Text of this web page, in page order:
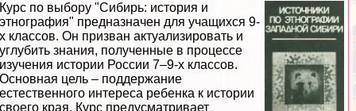
Курс по выбору "Сибирь: история и
этнография" предназначен для учащихся 9-
х классов. Он призван актуализировать и
углубить знания, полученные в процессе
изучения истории России 7–9-х классов.
Основная цель – поддержание
естественного интереса ребенка к истории
своего края. Курс предусматривает